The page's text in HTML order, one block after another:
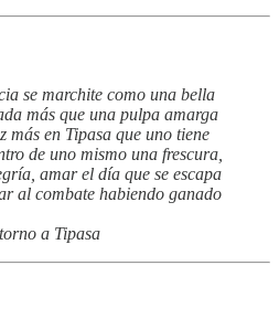
se marchite como una bella
más que una pulpa amarga
más en Tipasa que uno tiene
de uno mismo una frescura,
amar el día que se escapa
al combate habiendo ganado
a Tipasa